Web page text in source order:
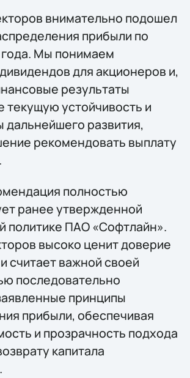
внимательно подошел
прибыли по
года. Мы понимаем
для акционеров и,
результаты
текущую устойчивость и
дальнейшего развития,
рекомендовать выплату
полностью
ранее утвержденной
политике ПАО «Софтлайн».
высоко ценит доверие
считает важной своей
последовательно
принципы
прибыли, обеспечивая
и прозрачность подхода
капитала